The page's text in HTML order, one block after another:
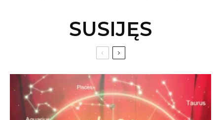
SUSIJĘS